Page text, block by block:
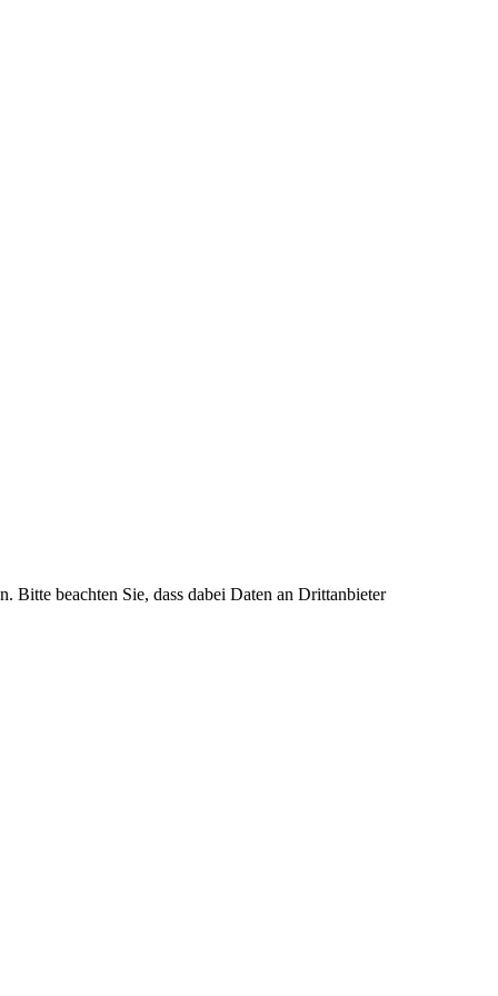
Bitte beachten Sie, dass dabei Daten an Drittanbieter